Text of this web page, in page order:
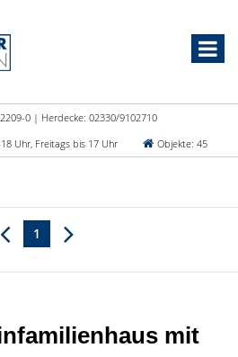
0 | Herdecke: 02330/9102710
Uhr, Freitags bis 17 Uhr
Objekte: 45
1
mit